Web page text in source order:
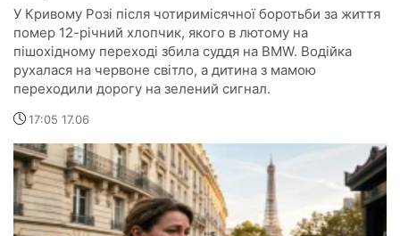
У Кривому Розі після чотиримісячної боротьби за життя
помер 12-річний хлопчик, якого в лютому на
пішохідному переході збила суддя на BMW. Водійка
рухалася на червоне світло, а дитина з мамою
переходили дорогу на зелений сигнал.
17:05 17.06